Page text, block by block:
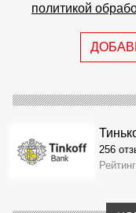
политикой
256